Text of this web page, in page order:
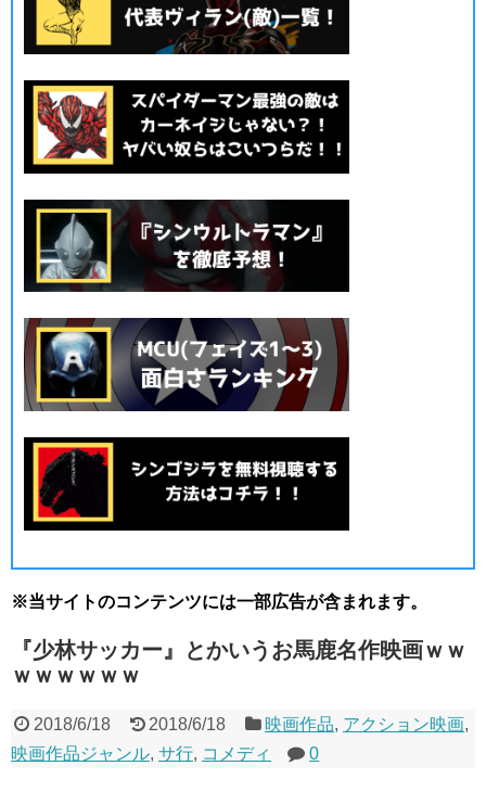
※当サイトのコンテンツには一部広告が含まれます。
『少林サッカー』とかいうお馬鹿名作映画ｗｗ
ｗｗｗｗｗｗ
2018/6/18 2018/6/18 映画作品, アクション映画,
映画作品ジャンル, サ行, コメディ 0